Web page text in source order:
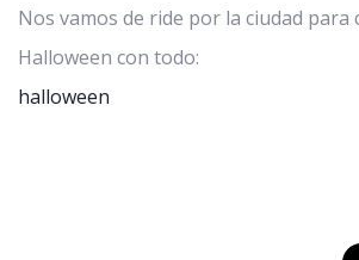
Nos vamos de ride por la ciudad para
Halloween con todo:
halloween